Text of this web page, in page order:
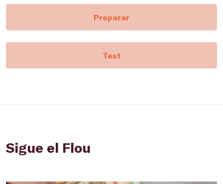
Preparar
Test
Sigue el Flou